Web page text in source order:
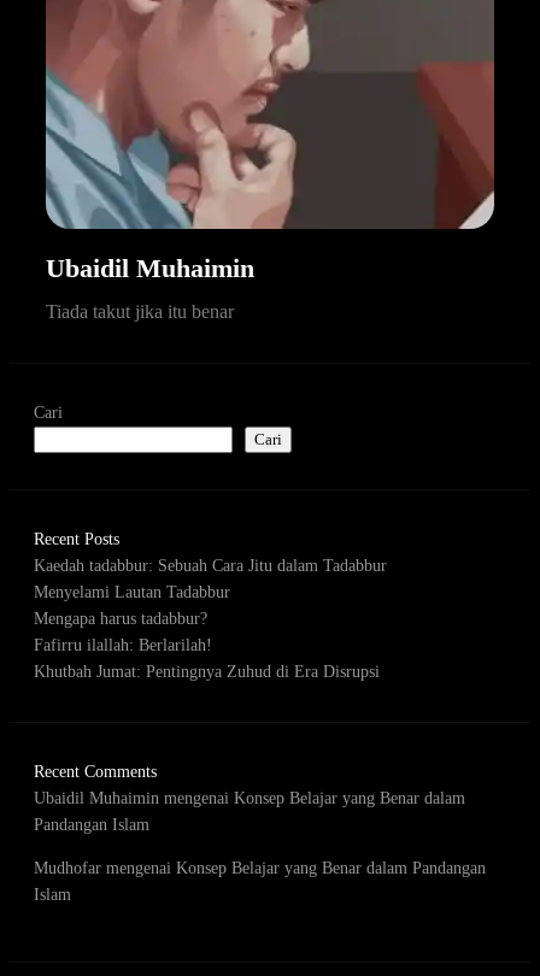
Ubaidil Muhaimin
Tiada takut jika itu benar
Cari
Cari
Recent Posts
Kaedah tadabbur: Sebuah Cara Jitu dalam Tadabbur
Menyelami Lautan Tadabbur
Mengapa harus tadabbur?
Fafirru ilallah: Berlarilah!
Khutbah Jumat: Pentingnya Zuhud di Era Disrupsi
Recent Comments
Ubaidil Muhaimin mengenai Konsep Belajar yang Benar dalam
Pandangan Islam
Mudhofar mengenai Konsep Belajar yang Benar dalam Pandangan
Islam